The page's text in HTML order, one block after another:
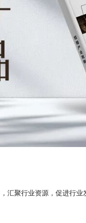
汇聚行业资源，促进行业